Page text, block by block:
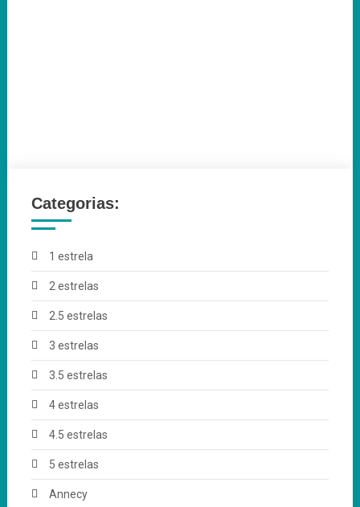
Categorias:
1 estrela
2 estrelas
2.5 estrelas
3 estrelas
3.5 estrelas
4 estrelas
4.5 estrelas
5 estrelas
Annecy